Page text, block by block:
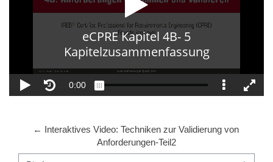
← Interaktives Video: Techniken zur Validierung von
Anforderungen-Teil2